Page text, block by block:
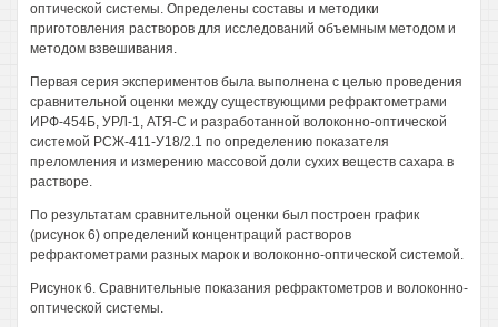
оптической системы. Определены составы и методики
приготовления растворов для исследований объемным методом и
методом взвешивания.
Первая серия экспериментов была выполнена с целью проведения
сравнительной оценки между существующими рефрактометрами
ИРФ-454Б, УРЛ-1, АТЯ-С и разработанной волоконно-оптической
системой РСЖ-411-У18/2.1 по определению показателя
преломления и измерению массовой доли сухих веществ сахара в
растворе.
По результатам сравнительной оценки был построен график
(рисунок 6) определений концентраций растворов
рефрактометрами разных марок и волоконно-оптической системой.
Рисунок 6. Сравнительные показания рефрактометров и волоконно-
оптической системы.